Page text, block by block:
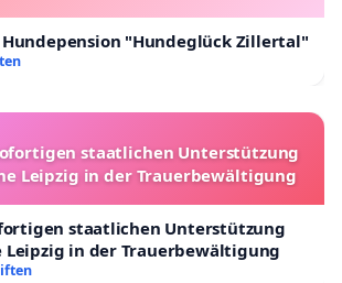
"Hundeglück Zillertal"
staatlichen Unterstützung
Leipzig in der Trauerbewältigung
staatlichen Unterstützung
Leipzig in der Trauerbewältigung